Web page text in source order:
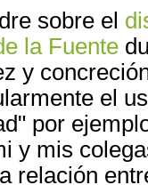
sobre el
la Fuente
y
el
por
y mis
relación